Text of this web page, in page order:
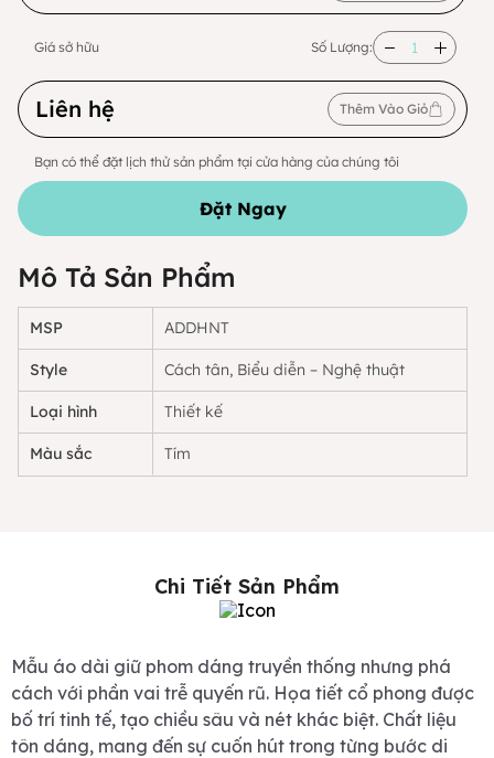
Giá sở hữu Số Lượng:
Liên hệ Thêm Vào Giỏ
Bạn có thể đặt lịch thử sản phẩm tại cửa hàng của chúng tôi
Đặt Ngay
Mô Tả Sản Phẩm
MSP ADDHNT
Style Cách tân, Biểu diễn – Nghệ thuật
Loại hình Thiết kế
Màu sắc Tím
Chi Tiết Sản Phẩm
Mẫu áo dài giữ phom dáng truyền thống nhưng phá
cách với phần vai trễ quyến rũ. Họa tiết cổ phong được
bố trí tinh tế, tạo chiều sâu và nét khác biệt. Chất liệu
tôn dáng, mang đến sự cuốn hút trong từng bước di